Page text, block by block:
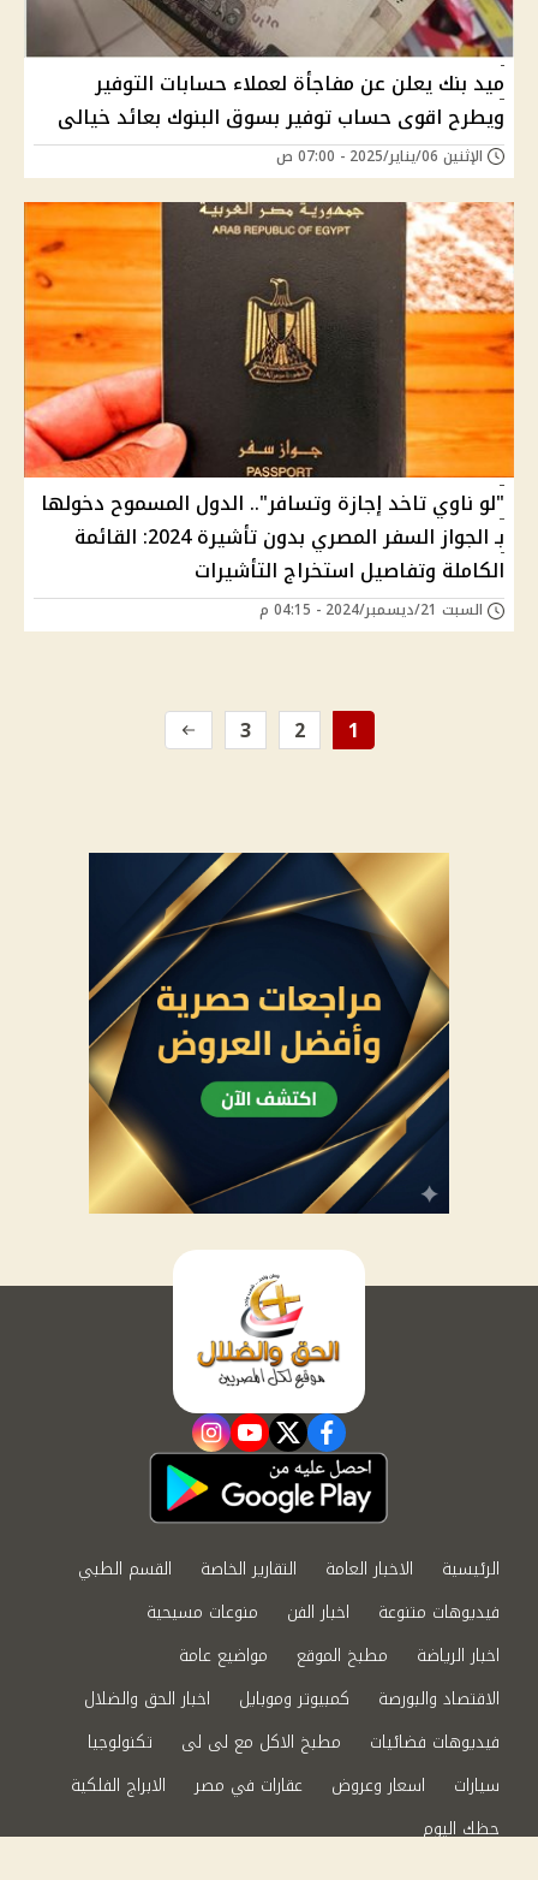
ميد بنك يعلن عن مفاجأة لعملاء حسابات التوفير
ويطرح اقوى حساب توفير بسوق البنوك بعائد خيالى
الإثنين 06/يناير/2025 - 07:00 ص
"لو ناوي تاخد إجازة وتسافر".. الدول المسموح دخولها
بـ الجواز السفر المصري بدون تأشيرة 2024: القائمة
الكاملة وتفاصيل استخراج التأشيرات
السبت 21/ديسمبر/2024 - 04:15 م
1
2
3
facebook
twitter
youtube
instagram
الرئيسية الاخبار العامة التقارير الخاصة
القسم الطبي
فيديوهات متنوعة
اخبار الفن
منوعات مسيحية
اخبار الرياضة
مطبخ الموقع
مواضيع عامة
الاقتصاد والبورصة
كمبيوتر وموبايل
اخبار الحق والضلال
فيديوهات فضائيات
مطبخ الاكل مع لى لى
تكنولوجيا
سيارات
اسعار وعروض عقارات في مصر
الابراج الفلكية
حظك اليوم